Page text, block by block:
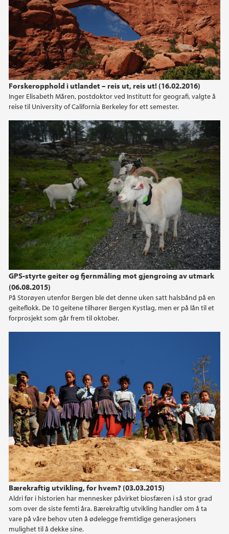
Forskeropphold i utlandet – reis ut, reis ut! (16.02.2016)
Inger Elisabeth Måren, postdoktor ved Institutt for geografi, valgte å
reise til University of California Berkeley for ett semester.
GPS-styrte geiter og fjernmåling mot gjengroing av utmark
(06.08.2015)
På Storøyen utenfor Bergen ble det denne uken satt halsbånd på en
geiteflokk. De 10 geitene tilhører Bergen Kystlag, men er på lån til et
forprosjekt som går frem til oktober.
Bærekraftig utvikling, for hvem? (03.03.2015)
Aldri før i historien har mennesker påvirket biosfæren i så stor grad
som over de siste femti åra. Bærekraftig utvikling handler om å ta
vare på våre behov uten å ødelegge fremtidige generasjoners
mulighet til å dekke sine.